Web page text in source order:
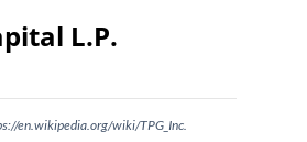
L.P.
en.wikipedia.org/wiki/TPG_Inc.